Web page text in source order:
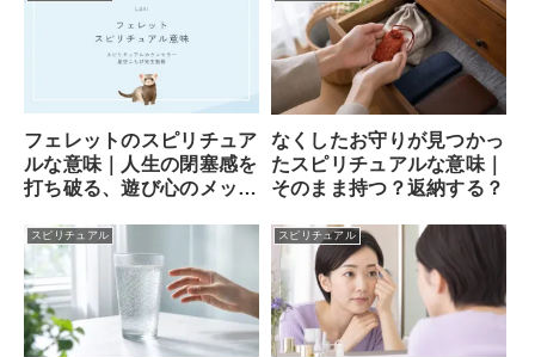
フェレットのスピリチュア
ルな意味｜人生の閉塞感を
打ち破る、遊び心のメッセ
なくしたお守りが見つかっ
たスピリチュアルな意味｜
そのまま持つ？返納する？
スピリチュアル スピリチュアル